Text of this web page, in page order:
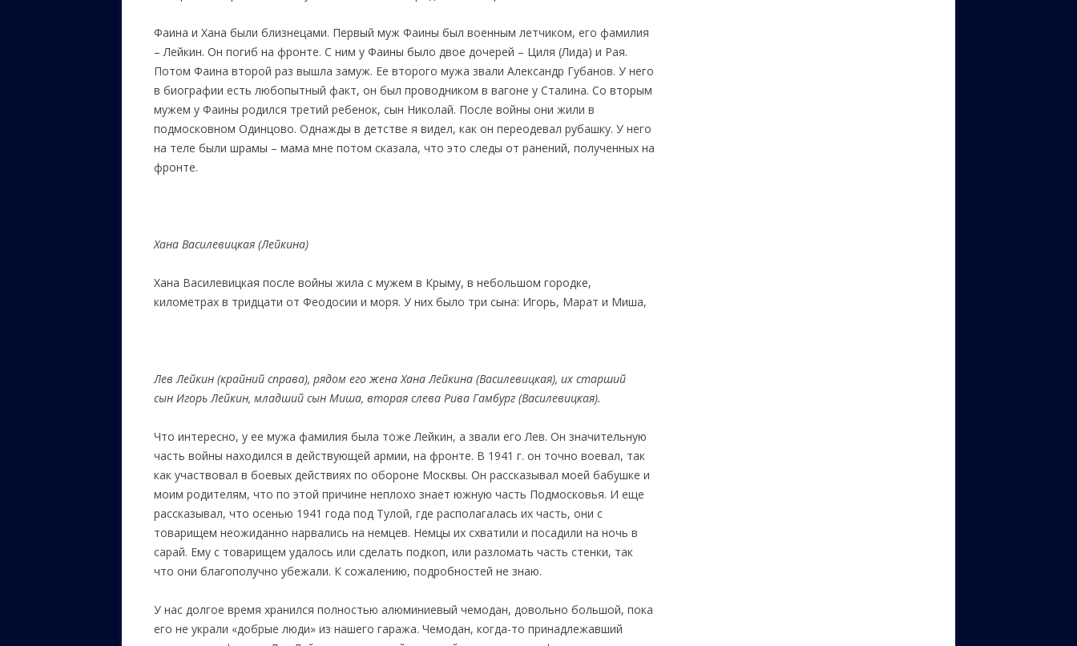
Фаина и Хана были близнецами. Первый муж Фаины был военным летчиком, его фамилия
– Лейкин. Он погиб на фронте. С ним у Фаины было двое дочерей – Циля (Лида) и Рая.
Потом Фаина второй раз вышла замуж. Ее второго мужа звали Александр Губанов. У него
в биографии есть любопытный факт, он был проводником в вагоне у Сталина. Со вторым
мужем у Фаины родился третий ребенок, сын Николай. После войны они жили в
подмосковном Одинцово. Однажды в детстве я видел, как он переодевал рубашку. У него
на теле были шрамы – мама мне потом сказала, что это следы от ранений, полученных на
фронте.
Хана Василевицкая (Лейкина)
Хана Василевицкая после войны жила с мужем в Крыму, в небольшом городке,
километрах в тридцати от Феодосии и моря. У них было три сына: Игорь, Марат и Миша,
Лев Лейкин (крайний справа), рядом его жена Хана Лейкина (Василевицкая), их старший
сын Игорь Лейкин, младший сын Миша, вторая слева Рива Гамбург (Василевицкая).
Что интересно, у ее мужа фамилия была тоже Лейкин, а звали его Лев. Он значительную
часть войны находился в действующей армии, на фронте. В 1941 г. он точно воевал, так
как участвовал в боевых действиях по обороне Москвы. Он рассказывал моей бабушке и
моим родителям, что по этой причине неплохо знает южную часть Подмосковья. И еще
рассказывал, что осенью 1941 года под Тулой, где располагалась их часть, они с
товарищем неожиданно нарвались на немцев. Немцы их схватили и посадили на ночь в
сарай. Ему с товарищем удалось или сделать подкоп, или разломать часть стенки, так
что они благополучно убежали. К сожалению, подробностей не знаю.
У нас долгое время хранился полностью алюминиевый чемодан, довольно большой, пока
его не украли «добрые люди» из нашего гаража. Чемодан, когда-то принадлежавший